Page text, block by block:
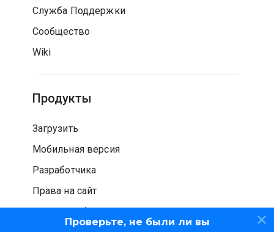
Проверьте, не были ли вы
Служба Поддержки
Сообщество
Wiki
Продукты
Загрузить
Мобильная версия
Разработчика
Права на сайт
Проверка безопасности